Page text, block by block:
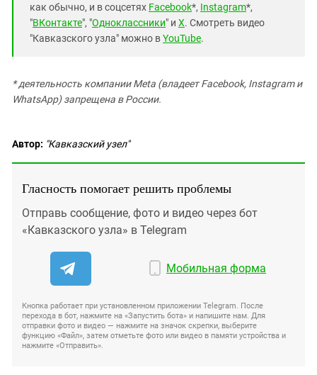
как обычно, и в соцсетях Facebook*, Instagram*,
"ВКонтакте", "Одноклассники" и X. Смотреть видео
"Кавказского узла" можно вYouTube.
* деятельность компании Meta (владеет Facebook, Instagram и
WhatsApp) запрещена в России.
Автор: "Кавказский узел"
Гласность помогает решить проблемы
Отправь сообщение, фото и видео через бот
«Кавказского узла» в Telegram
Мобильная форма
Кнопка работает при установленном приложении Telegram. После
перехода в бот, нажмите на «Запустить бота» и напишите нам. Для
отправки фото и видео — нажмите на значок скрепки, выберите
функцию «Файл», затем отметьте фото или видео в памяти устройства и
нажмите «Отправить».